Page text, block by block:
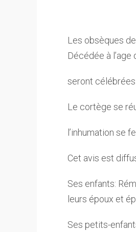
Les obsèques
Décédée à l’age
seront célébrées
Le cortège se
l’inhumation se
Cet avis est
Ses enfants:
leurs époux et
Ses petits-